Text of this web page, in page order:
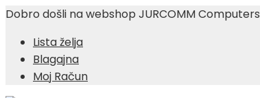
Dobro došli na webshop JURCOMM Computers
Lista želja
Blagajna
Moj Račun